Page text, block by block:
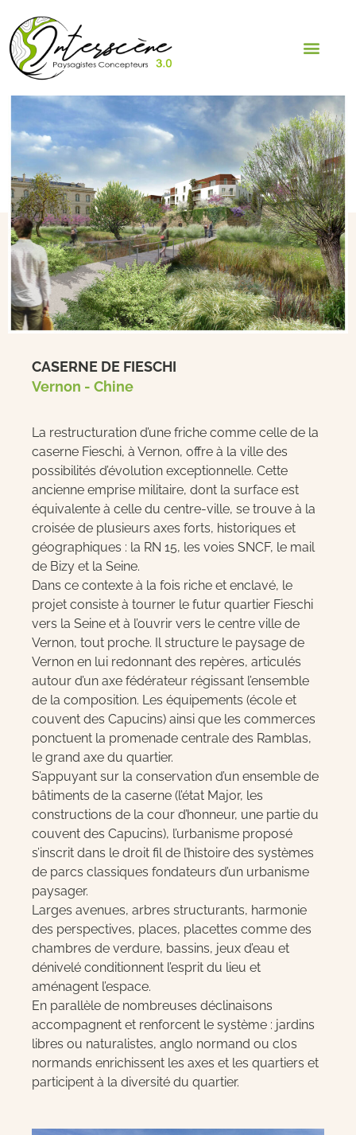
CASERNE DE FIESCHI
Vernon - Chine
La restructuration d’une friche comme celle de la
caserne Fieschi, à Vernon, offre à la ville des
possibilités d’évolution exceptionnelle. Cette
ancienne emprise militaire, dont la surface est
équivalente à celle du centre-ville, se trouve à la
croisée de plusieurs axes forts, historiques et
géographiques : la RN 15, les voies SNCF, le mail
de Bizy et la Seine.
Dans ce contexte à la fois riche et enclavé, le
projet consiste à tourner le futur quartier Fieschi
vers la Seine et à l’ouvrir vers le centre ville de
Vernon, tout proche. Il structure le paysage de
Vernon en lui redonnant des repères, articulés
autour d’un axe fédérateur régissant l’ensemble
de la composition. Les équipements (école et
couvent des Capucins) ainsi que les commerces
ponctuent la promenade centrale des Ramblas,
le grand axe du quartier.
S’appuyant sur la conservation d’un ensemble de
bâtiments de la caserne (l’état Major, les
constructions de la cour d’honneur, une partie du
couvent des Capucins), l’urbanisme proposé
s’inscrit dans le droit fil de l’histoire des systèmes
de parcs classiques fondateurs d’un urbanisme
paysager.
Larges avenues, arbres structurants, harmonie
des perspectives, places, placettes comme des
chambres de verdure, bassins, jeux d’eau et
dénivelé conditionnent l’esprit du lieu et
aménagent l’espace.
En parallèle de nombreuses déclinaisons
accompagnent et renforcent le système : jardins
libres ou naturalistes, anglo normand ou clos
normands enrichissent les axes et les quartiers et
participent à la diversité du quartier.